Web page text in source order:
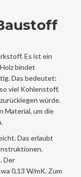
Es ist ein
bindet
Das bedeutet:
viel Kohlenstoff,
würde.
Material, um die
Das erlaubt
Der
0,13 W/mK. Zum